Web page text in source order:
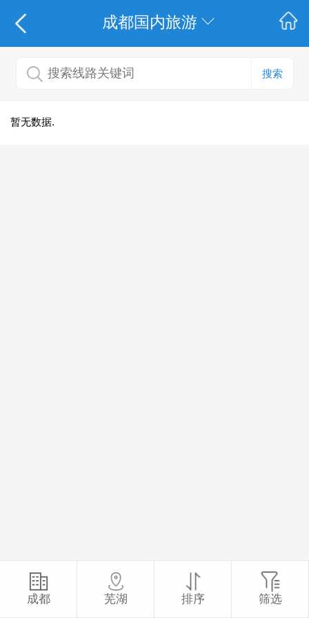
成都国内旅游
搜索
暂无数据.
成都 芜湖 排序 筛选